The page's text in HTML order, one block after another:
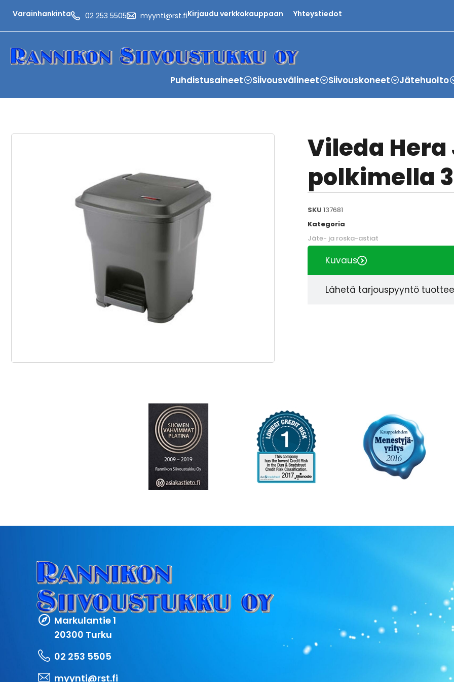
Varainhankinta 02 253 5505 myynti@rst.fiKirjaudu verkkokauppaan Yhteystiedot
Puhdistusaineet Siivousvälineet Siivouskoneet Jätehuolto
Vileda
polkimella
SKU 137681
Kategoria
Jäte- ja roska-astiat
Kuvaus
Lähetä tarjouspyyntö
Markulantie 1
20300 Turku
02 253 5505
myynti@rst.fi